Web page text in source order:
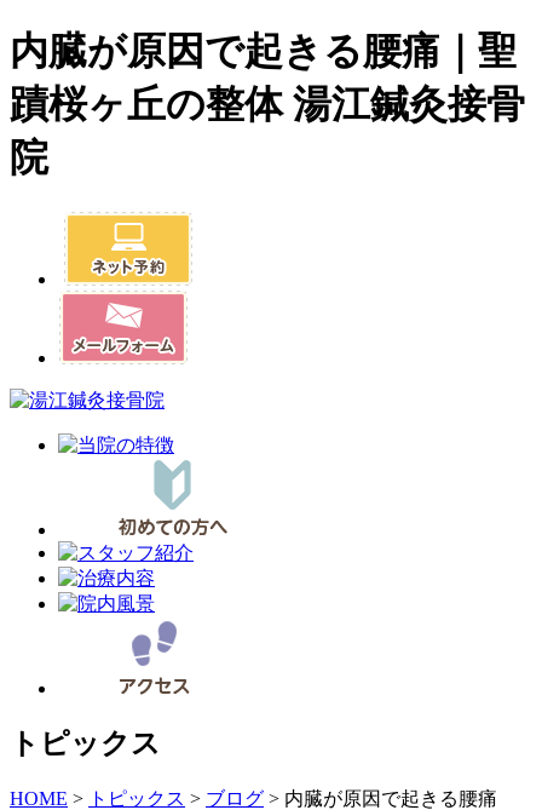
内臓が原因で起きる腰痛｜聖
蹟桜ヶ丘の整体 湯江鍼灸接骨
院
トピックス
HOME > トピックス > ブログ > 内臓が原因で起きる腰痛